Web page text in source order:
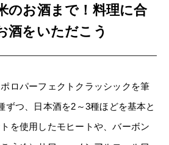
のお酒まで！料理に合
酒をいただこう
ロパーフェクトクラッシックを筆
ずつ、日本酒を2～3種ほどを基本と
を使用したモヒートや、バーボン